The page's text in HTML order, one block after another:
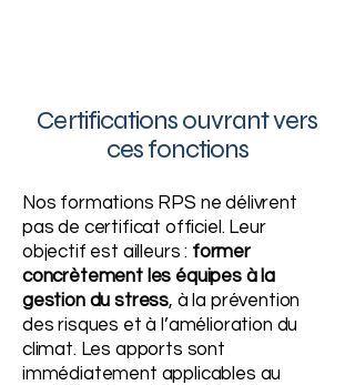
Certifications ouvrant vers
ces fonctions
Nos formations RPS ne délivrent
pas de certificat officiel. Leur
objectif est ailleurs : former
concrètement les équipes à la
gestion du stress, à la prévention
des risques et à l’amélioration du
climat. Les apports sont
immédiatement applicables au